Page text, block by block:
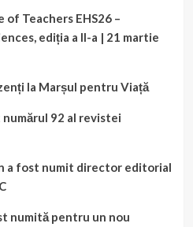
Teachers EHS26 –
ediția a II-a | 21 martie
la Marșul pentru Viață
92 al revistei
a fost numit director editorial
numită pentru un nou